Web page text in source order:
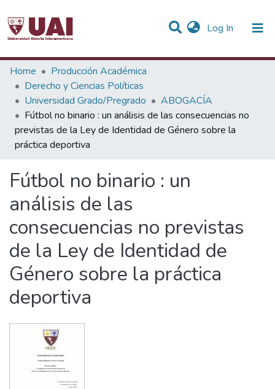
Log In (current)
Statistics
Communities & Collections
All of DSpace
Home
Producción Académica
Derecho y Ciencias Políticas
Universidad Grado/Pregrado
ABOGACÍA
Fútbol no binario : un análisis de las consecuencias no
previstas de la Ley de Identidad de Género sobre la
práctica deportiva
Fútbol no binario : un
análisis de las
consecuencias no previstas
de la Ley de Identidad de
Género sobre la práctica
deportiva